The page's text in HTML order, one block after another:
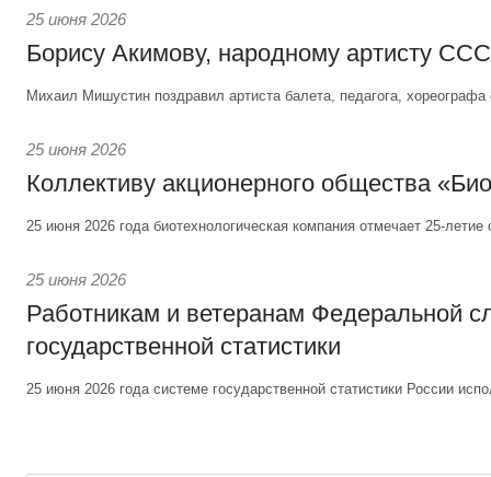
25 июня 2026
Борису Акимову, народному артисту
Михаил Мишустин поздравил артиста балета, педагога,
25 июня 2026
Коллективу акционерного общества
25 июня 2026 года биотехнологическая компания отмечает 25-летие
25 июня 2026
Работникам и ветеранам Федеральной
государственной статистики
25 июня 2026 года системе государственной статистики России